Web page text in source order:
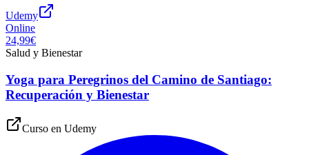
Udemy
Online
24,99€
Salud y Bienestar
Yoga para Peregrinos del Camino de Santiago:
Recuperación y Bienestar
Curso en Udemy